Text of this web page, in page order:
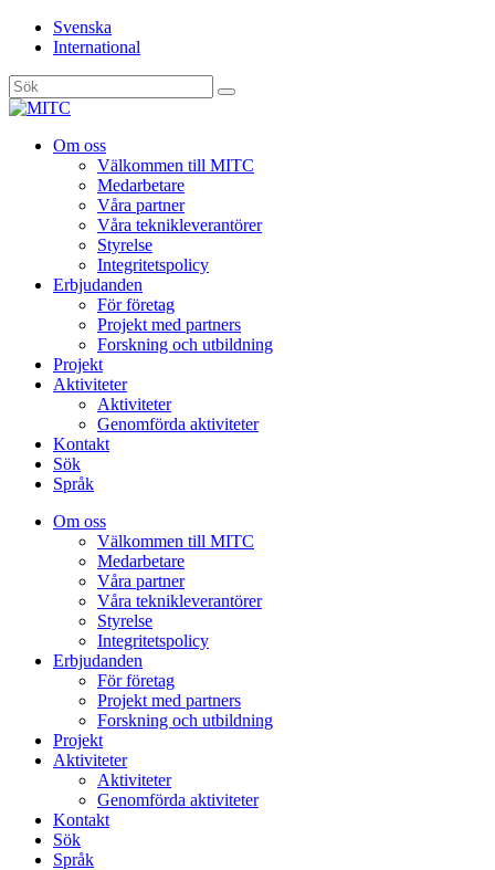
Svenska
International
Sök
efter:
Om oss
Välkommen till MITC
Medarbetare
Våra partner
Våra teknikleverantörer
Styrelse
Integritetspolicy
Erbjudanden
För företag
Projekt med partners
Forskning och utbildning
Projekt
Aktiviteter
Aktiviteter
Genomförda aktiviteter
Kontakt
Sök
Språk
Om oss
Välkommen till MITC
Medarbetare
Våra partner
Våra teknikleverantörer
Styrelse
Integritetspolicy
Erbjudanden
För företag
Projekt med partners
Forskning och utbildning
Projekt
Aktiviteter
Aktiviteter
Genomförda aktiviteter
Kontakt
Sök
Språk